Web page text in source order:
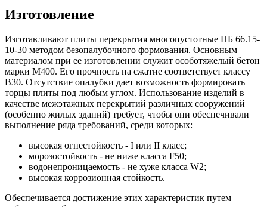
Изготовление
Изготавливают плиты перекрытия многопустотные ПБ 66.15-
10-30 методом безопалубочного формования. Основным
материалом при ее изготовлении служит особотяжелый бетон
марки М400. Его прочность на сжатие соответствует классу
В30. Отсутствие опалубки дает возможность формировать
торцы плиты под любым углом. Использование изделий в
качестве межэтажных перекрытий различных сооружений
(особенно жилых зданий) требует, чтобы они обеспечивали
выполнение ряда требований, среди которых:
высокая огнестойкость - I или II класс;
морозостойкость - не ниже класса F50;
водонепроницаемость - не хуже класса W2;
высокая коррозионная стойкость.
Обеспечивается достижение этих характеристик путем